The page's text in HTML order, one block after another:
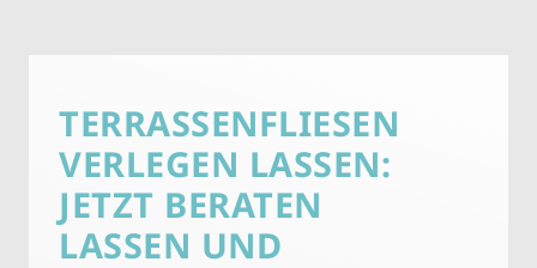
TERRASSENFLIESEN
VERLEGEN LASSEN:
JETZT BERATEN
LASSEN UND